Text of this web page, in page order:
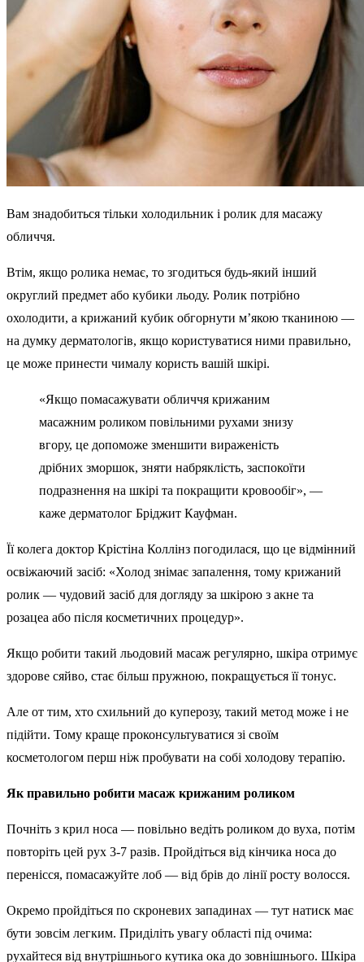
Вам знадобиться тільки холодильник і ролик для масажу
обличчя.
Втім, якщо ролика немає, то згодиться будь-який інший
округлий предмет або кубики льоду. Ролик потрібно
охолодити, а крижаний кубик обгорнути м’якою тканиною —
на думку дерматологів, якщо користуватися ними правильно,
це може принести чималу користь вашій шкірі.
«Якщо помасажувати обличчя крижаним
масажним роликом повільними рухами знизу
вгору, це допоможе зменшити вираженість
дрібних зморшок, зняти набряклість, заспокоїти
подразнення на шкірі та покращити кровообіг», —
каже дерматолог Бріджит Кауфман.
Її колега доктор Крістіна Коллінз погодилася, що це відмінний
освіжаючий засіб: «Холод знімає запалення, тому крижаний
ролик — чудовий засіб для догляду за шкірою з акне та
розацеа або після косметичних процедур».
Якщо робити такий льодовий масаж регулярно, шкіра отримує
здорове сяйво, стає більш пружною, покращується її тонус.
Але от тим, хто схильний до куперозу, такий метод може і не
підійти. Тому краще проконсультуватися зі своїм
косметологом перш ніж пробувати на собі холодову терапію.
Як правильно робити масаж крижаним роликом
Почніть з крил носа — повільно ведіть роликом до вуха, потім
повторіть цей рух 3-7 разів. Пройдіться від кінчика носа до
перенісся, помасажуйте лоб — від брів до лінії росту волосся.
Окремо пройдіться по скроневих западинах — тут натиск має
бути зовсім легким. Приділіть увагу області під очима:
рухайтеся від внутрішнього кутика ока до зовнішнього. Шкіра